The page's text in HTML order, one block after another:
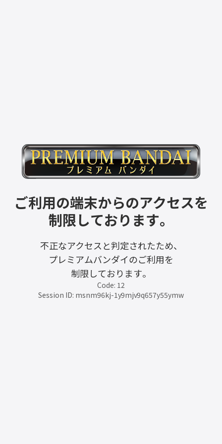
ご利用の端末からのアクセスを
制限しております。
不正なアクセスと判定されたため、
プレミアムバンダイのご利用を
制限しております。
Code: 12
Session ID: msnm96kj-1y9mjv9q657y55ymw